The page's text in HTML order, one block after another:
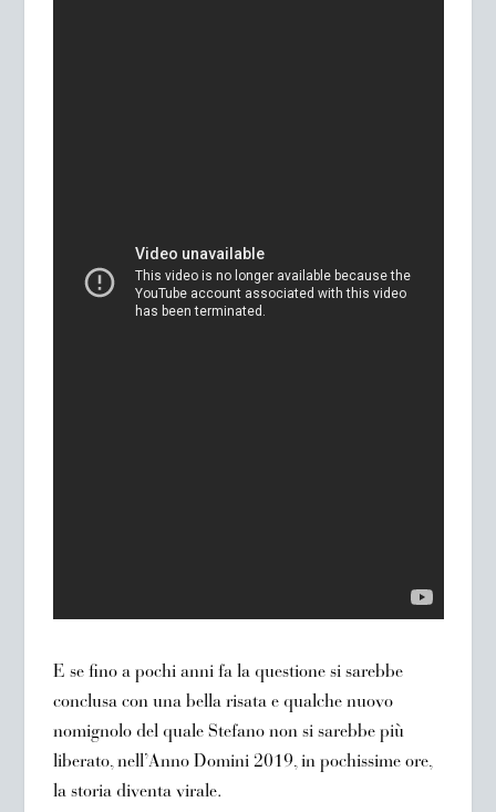
E se fino a pochi anni fa la questione si sarebbe
conclusa con una bella risata e qualche nuovo
nomignolo del quale Stefano non si sarebbe più
liberato, nell’Anno Domini 2019, in pochissime ore,
la storia diventa virale.